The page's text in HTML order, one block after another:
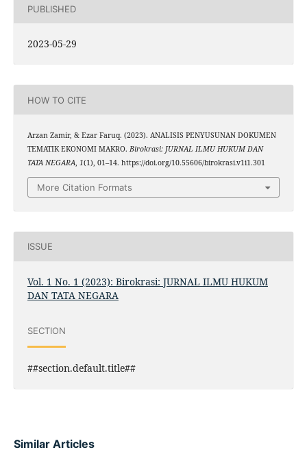
PUBLISHED
2023-05-29
HOW TO CITE
Arzan Zamir, & Ezar Faruq. (2023). ANALISIS PENYUSUNAN DOKUMEN
TEMATIK EKONOMI MAKRO. Birokrasi: JURNAL ILMU HUKUM DAN
TATA NEGARA, 1(1), 01–14. https://doi.org/10.55606/birokrasi.v1i1.301
More Citation Formats
ISSUE
Vol. 1 No. 1 (2023): Birokrasi: JURNAL ILMU HUKUM
DAN TATA NEGARA
SECTION
##section.default.title##
Similar Articles